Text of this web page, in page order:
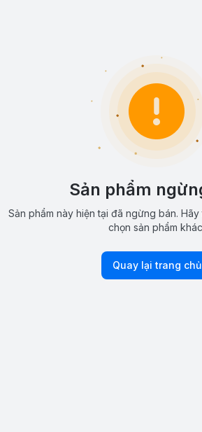
Sản phẩm
Sản phẩm này hiện tại đã ngừng bán.
chọn sản phẩm
Quay lại trang chủ